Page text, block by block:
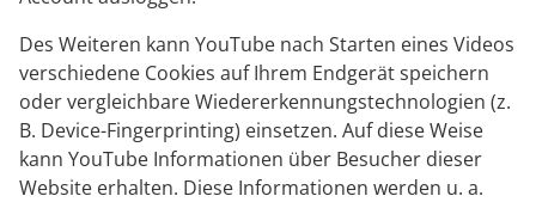
Des Weiteren kann YouTube nach Starten eines Videos
verschiedene Cookies auf Ihrem Endgerät speichern
oder vergleichbare Wiedererkennungstechnologien (z.
B. Device-Fingerprinting) einsetzen. Auf diese Weise
kann YouTube Informationen über Besucher dieser
Website erhalten. Diese Informationen werden u. a.